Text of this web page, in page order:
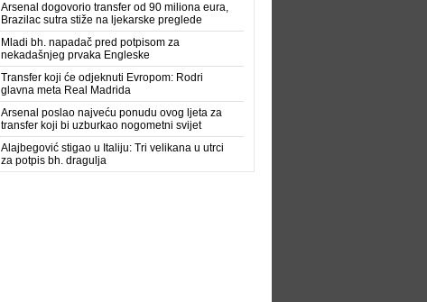
Arsenal dogovorio transfer od 90 miliona eura,
Brazilac sutra stiže na ljekarske preglede
Mladi bh. napadač pred potpisom za
nekadašnjeg prvaka Engleske
Transfer koji će odjeknuti Evropom: Rodri
glavna meta Real Madrida
Arsenal poslao najveću ponudu ovog ljeta za
transfer koji bi uzburkao nogometni svijet
Alajbegović stigao u Italiju: Tri velikana u utrci
za potpis bh. dragulja